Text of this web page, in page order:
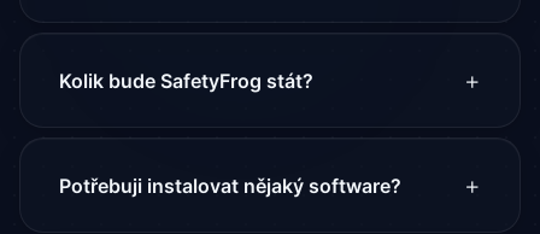
Q2 2026. Nechte nám email a dáme vám vědět jako
Kolik bude SafetyFrog stát?
Plánujeme cenový model od 990 Kč/měsíc pro malé
zvýhodněnou cenu. Podrobnosti na našístránce
Potřebuji instalovat nějaký software?